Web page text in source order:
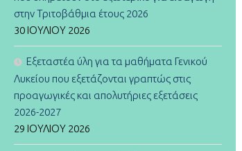
στην Τριτοβάθμια έτους 2026
30 ΙΟΥΛΊΟΥ 2026
Εξεταστέα ύλη για τα μαθήματα Γενικού
Λυκείου που εξετάζονται γραπτώς στις
προαγωγικές και απολυτήριες εξετάσεις
2026-2027
29 ΙΟΥΛΊΟΥ 2026